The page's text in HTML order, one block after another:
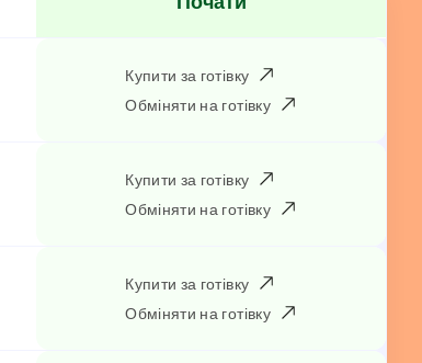
Купити за готівку
Обміняти на готівку
Купити за готівку
Обміняти на готівку
Купити за готівку
Обміняти на готівку